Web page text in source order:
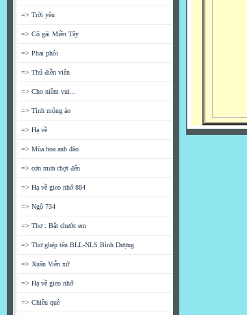
=> Trời yêu
=> Cô gái Miền Tây
=> Phai phôi
=> Thú điền viên
=> Cho niềm vui...
=> Tình mộng ảo
=> Hạ về
=> Mùa hoa anh đào
=> cơn mưa chợt đến
=> Hạ về gieo nhớ 884
=> Ngộ 734
=> Thơ : Bắt chước em
=> Thơ ghép tên BLL-NLS Bình Dượng
=> Xuân Viễn xứ
=> Hạ về gieo nhớ
=> Chiều quê